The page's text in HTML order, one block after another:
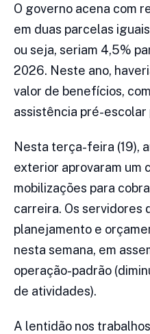
O governo acena com
em duas parcelas
ou seja, seriam 4,5%
2026. Neste ano,
valor de benefícios,
assistência pré-escolar
Nesta terça-feira (19),
exterior aprovaram um
mobilizações para
carreira. Os servidores
planejamento e
nesta semana, em
operação-padrão
de atividades).
A lentidão nos